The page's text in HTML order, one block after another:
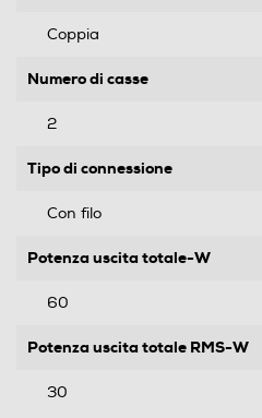
Coppia
Numero di casse
2
Tipo di connessione
Con filo
Potenza uscita totale-W
60
Potenza uscita totale RMS-W
30